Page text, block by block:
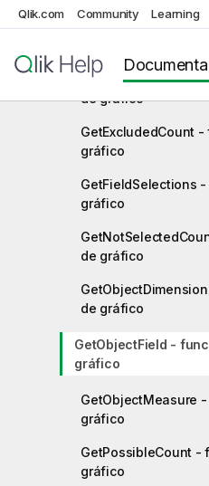
Qlik.com Community Learning
de gráfico
GetExcludedCount -
gráfico
GetFieldSelections
gráfico
de gráfico
de gráfico
GetObjectField -
gráfico
GetObjectMeasure
gráfico
GetPossibleCount -
gráfico